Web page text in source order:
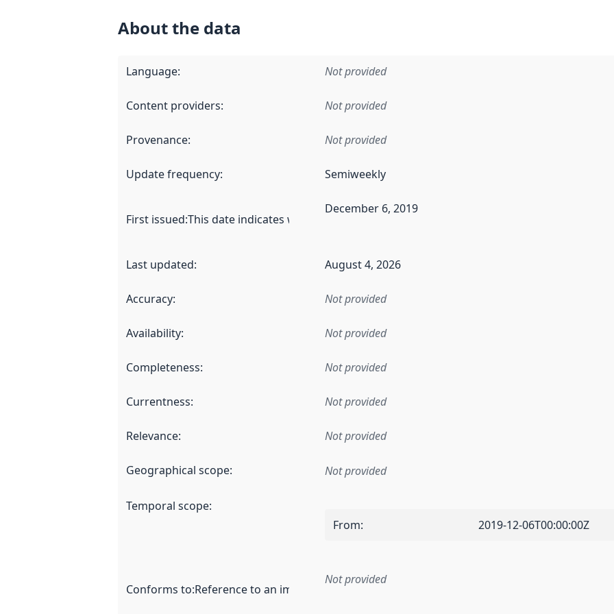
About the data
Language: Not provided
Content providers: Not provided
Provenance: Not provided
Update frequency: Semiweekly
First issued:This date indicates when the data in this dataset was first released. It may have
December 6, 2019
Last updated: August 4, 2026
Accuracy: Not provided
Availability: Not provided
Completeness: Not provided
Currentness: Not provided
Relevance: Not provided
Geographical scope: Not provided
Temporal scope:
From: 2019-12-06T00:00:00Z
Conforms to:Reference to an implementation rule or other specification that forms the basis
Not provided